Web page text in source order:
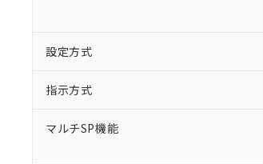
設定方式
指示方式
マルチSP機能